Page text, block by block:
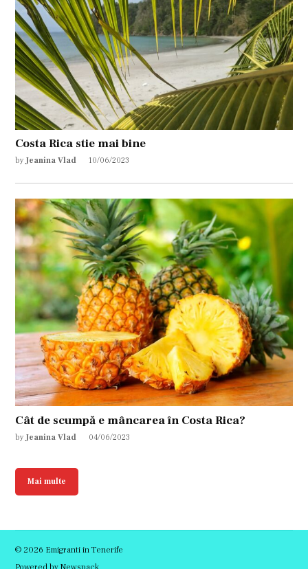
Costa Rica stie mai bine
by Jeanina Vlad 10/06/2023
Cât de scumpă e mâncarea în Costa Rica?
by Jeanina Vlad 04/06/2023
Mai multe
© 2026 Emigranti in Tenerife